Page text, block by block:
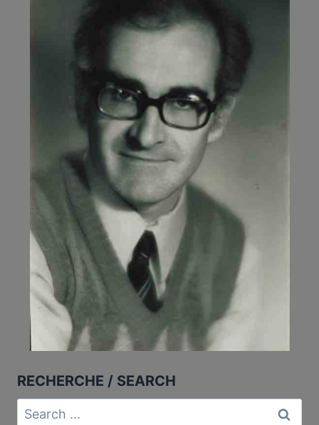
RECHERCHE / SEARCH
Search